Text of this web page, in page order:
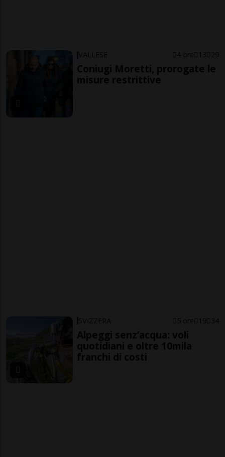
VALLESE 4 ore 13 29
Coniugi Moretti, prorogate le
misure restrittive
SVIZZERA 5 ore 19 34
Alpeggi senz’acqua: voli
quotidiani e oltre 10mila
franchi di costi